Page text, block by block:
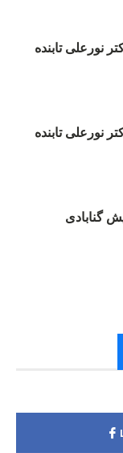
نورعلی تابنده
نورعلی تابنده
گنابادی